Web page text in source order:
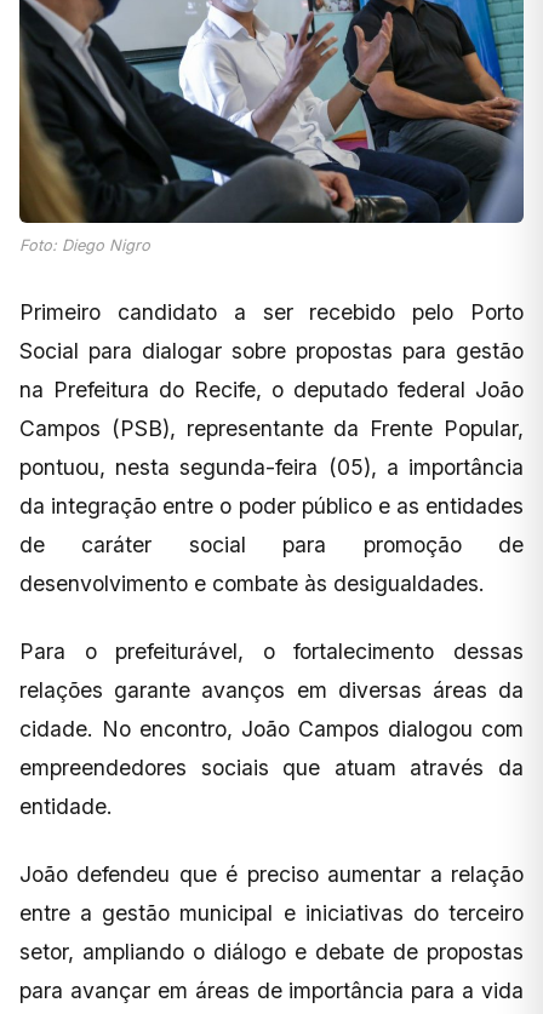
Foto: Diego Nigro
Primeiro candidato a ser recebido pelo Porto
Social para dialogar sobre propostas para gestão
na Prefeitura do Recife, o deputado federal João
Campos (PSB), representante da Frente Popular,
pontuou, nesta segunda-feira (05), a importância
da integração entre o poder público e as entidades
de caráter social para promoção de
desenvolvimento e combate às desigualdades.
Para o prefeiturável, o fortalecimento dessas
relações garante avanços em diversas áreas da
cidade. No encontro, João Campos dialogou com
empreendedores sociais que atuam através da
entidade.
João defendeu que é preciso aumentar a relação
entre a gestão municipal e iniciativas do terceiro
setor, ampliando o diálogo e debate de propostas
para avançar em áreas de importância para a vida